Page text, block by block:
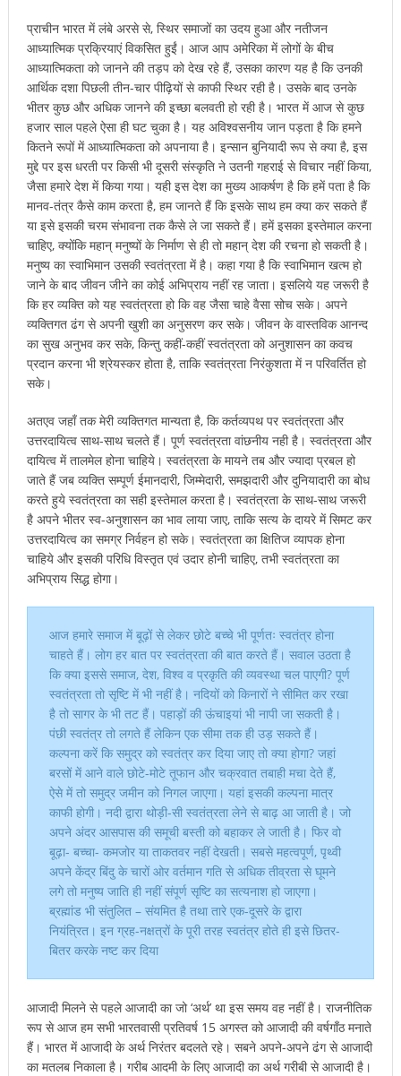
प्राचीन भारत में लंबे अरसे से, स्थिर समाजों का उदय हुआ और नतीजन
आध्यात्मिक प्रक्रियाएं विकसित हुईं। आज आप अमेरिका में लोगों के बीच
आध्यात्मिकता को जानने की तड़प को देख रहे हैं, उसका कारण यह है कि उनकी
आर्थिक दशा पिछली तीन-चार पीढ़ियों से काफी स्थिर रही है। उसके बाद उनके
भीतर कुछ और अधिक जानने की इच्छा बलवती हो रही है। भारत में आज से कुछ
हजार साल पहले ऐसा ही घट चुका है। यह अविश्वसनीय जान पड़ता है कि हमने
कितने रूपों में आध्यात्मिकता को अपनाया है। इन्सान बुनियादी रूप से क्या है, इस
मुद्दे पर इस धरती पर किसी भी दूसरी संस्कृति ने उतनी गहराई से विचार नहीं किया,
जैसा हमारे देश में किया गया। यही इस देश का मुख्य आकर्षण है कि हमें पता है कि
मानव-तंत्र कैसे काम करता है, हम जानते हैं कि इसके साथ हम क्या कर सकते हैं
या इसे इसकी चरम संभावना तक कैसे ले जा सकते हैं। हमें इसका इस्तेमाल करना
चाहिए, क्योंकि महान् मनुष्यों के निर्माण से ही तो महान् देश की रचना हो सकती है।
मनुष्य का स्वाभिमान उसकी स्वतंत्रता में है। कहा गया है कि स्वाभिमान खत्म हो
जाने के बाद जीवन जीने का कोई अभिप्राय नहीं रह जाता। इसलिये यह जरूरी है
कि हर व्यक्ति को यह स्वतंत्रता हो कि वह जैसा चाहे वैसा सोच सके। अपने
व्यक्तिगत ढंग से अपनी खुशी का अनुसरण कर सके। जीवन के वास्तविक आनन्द
का सुख अनुभव कर सके, किन्तु कहीं-कहीं स्वतंत्रता को अनुशासन का कवच
प्रदान करना भी श्रेयस्कर होता है, ताकि स्वतंत्रता निरंकुशता में न परिवर्तित हो
सके।
अतएव जहाँ तक मेरी व्यक्तिगत मान्यता है, कि कर्तव्यपथ पर स्वतंत्रता और
उत्तरदायित्व साथ-साथ चलते हैं। पूर्ण स्वतंत्रता वांछनीय नही है। स्वतंत्रता और
दायित्व में तालमेल होना चाहिये। स्वतंत्रता के मायने तब और ज्यादा प्रबल हो
जाते हैं जब व्यक्ति सम्पूर्ण ईमानदारी, जिम्मेदारी, समझदारी और दुनियादारी का बोध
करते हुये स्वतंत्रता का सही इस्तेमाल करता है। स्वतंत्रता के साथ-साथ जरूरी
है अपने भीतर स्व-अनुशासन का भाव लाया जाए, ताकि सत्य के दायरे में सिमट कर
उत्तरदायित्व का समग्र निर्वहन हो सके। स्वतंत्रता का क्षितिज व्यापक होना
चाहिये और इसकी परिधि विस्तृत एवं उदार होनी चाहिए, तभी स्वतंत्रता का
अभिप्राय सिद्ध होगा।
आज हमारे समाज में बूढ़ों से लेकर छोटे बच्चे भी पूर्णतः स्वतंत्र होना
चाहते हैं। लोग हर बात पर स्वतंत्रता की बात करते हैं। सवाल उठता है
कि क्या इससे समाज, देश, विश्व व प्रकृति की व्यवस्था चल पाएगी? पूर्ण
स्वतंत्रता तो सृष्टि में भी नहीं है। नदियों को किनारों ने सीमित कर रखा
है तो सागर के भी तट हैं। पहाड़ों की ऊंचाइयां भी नापी जा सकती है।
पंछी स्वतंत्र तो लगते हैं लेकिन एक सीमा तक ही उड़ सकते हैं।
कल्पना करें कि समुद्र को स्वतंत्र कर दिया जाए तो क्या होगा? जहां
बरसों में आने वाले छोटे-मोटे तूफान और चक्रवात तबाही मचा देते हैं,
ऐसे में तो समुद्र जमीन को निगल जाएगा। यहां इसकी कल्पना मात्र
काफी होगी। नदी द्वारा थोड़ी-सी स्वतंत्रता लेने से बाढ़ आ जाती है। जो
अपने अंदर आसपास की समूची बस्ती को बहाकर ले जाती है। फिर वो
बूढ़ा- बच्चा- कमजोर या ताकतवर नहीं देखती। सबसे महत्वपूर्ण, पृथ्वी
अपने केंद्र बिंदु के चारों ओर वर्तमान गति से अधिक तीव्रता से घूमने
लगे तो मनुष्य जाति ही नहीं संपूर्ण सृष्टि का सत्यनाश हो जाएगा।
ब्रह्मांड भी संतुलित – संयमित है तथा तारे एक-दूसरे के द्वारा
नियंत्रित। इन ग्रह-नक्षत्रों के पूरी तरह स्वतंत्र होते ही इसे छितर-
बितर करके नष्ट कर दिया
आजादी मिलने से पहले आजादी का जो ‘अर्थ’ था इस समय वह नहीं है। राजनीतिक
रूप से आज हम सभी भारतवासी प्रतिवर्ष 15 अगस्त को आजादी की वर्षगाँठ मनाते
हैं। भारत में आजादी के अर्थ निरंतर बदलते रहे। सबने अपने-अपने ढंग से आजादी
का मतलब निकाला है। गरीब आदमी के लिए आजादी का अर्थ गरीबी से आजादी है।